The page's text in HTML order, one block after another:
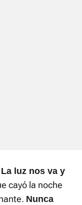
luz nos va y
cayó la noche
Nunca